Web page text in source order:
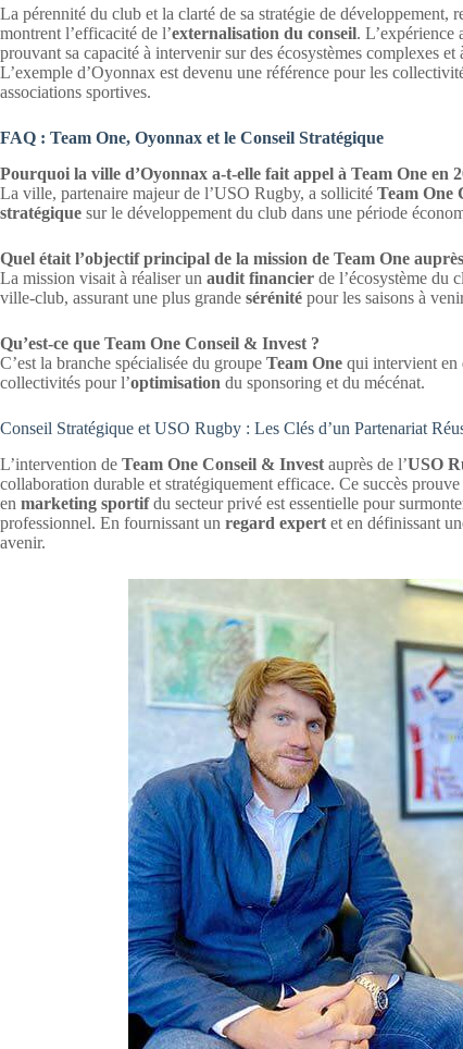
La pérennité du club et la clarté de sa stratégie de développement,
montrent l’efficacité de l’externalisation du conseil. L’expérience
prouvant sa capacité à intervenir sur des écosystèmes complexes
L’exemple d’Oyonnax est devenu une référence pour les
associations sportives.
FAQ : Team One, Oyonnax et le Conseil Stratégique
Pourquoi la ville d’Oyonnax a-t-elle fait appel à Team One en
La ville, partenaire majeur de l’USO Rugby, a sollicité Team One
stratégique sur le développement du club dans une période
Quel était l’objectif principal de la mission de Team One
La mission visait à réaliser un audit financier de l’écosystème du
ville-club, assurant une plus grande sérénité pour les saisons à
Qu’est-ce que Team One Conseil & Invest ?
C’est la branche spécialisée du groupe Team One qui intervient en
collectivités pour l’optimisation du sponsoring et du mécénat.
Conseil Stratégique et USO Rugby : Les Clés d’un Partenariat
L’intervention de Team One Conseil & Invest auprès de l’USO
collaboration durable et stratégiquement efficace. Ce succès
en marketing sportifdu secteur privé est essentielle pour
professionnel. En fournissant un regard expert et en définissant
avenir.